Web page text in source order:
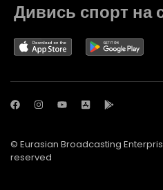
Дивись спорт на
© Eurasian Broadcasting
reserved